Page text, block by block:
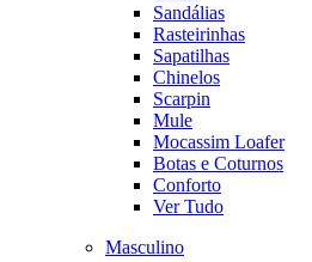
Sandálias
Rasteirinhas
Sapatilhas
Chinelos
Scarpin
Mule
Mocassim Loafer
Botas e Coturnos
Conforto
Ver Tudo
Masculino